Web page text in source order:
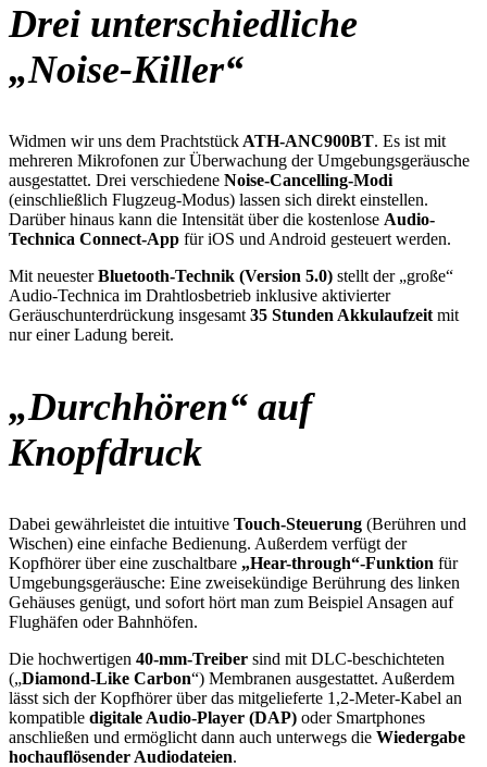
Drei unterschiedliche
„Noise-Killer“
Widmen wir uns dem Prachtstück ATH-ANC900BT. Es ist mit
mehreren Mikrofonen zur Überwachung der Umgebungsgeräusche
ausgestattet. Drei verschiedene Noise-Cancelling-Modi
(einschließlich Flugzeug-Modus) lassen sich direkt einstellen.
Darüber hinaus kann die Intensität über die kostenlose Audio-
Technica Connect-App für iOS und Android gesteuert werden.
Mit neuesterBluetooth-Technik (Version 5.0) stellt der „große“
Audio-Technica im Drahtlosbetrieb inklusive aktivierter
Geräuschunterdrückung insgesamt 35 Stunden Akkulaufzeit mit
nur einer Ladung bereit.
„Durchhören“ auf
Knopfdruck
Dabei gewährleistet die intuitive Touch-Steuerung (Berühren und
Wischen) eine einfache Bedienung. Außerdem verfügt der
Kopfhörer über eine zuschaltbare „Hear-through“-Funktion für
Umgebungsgeräusche: Eine zweisekündige Berührung des linken
Gehäuses genügt, und sofort hört man zum Beispiel Ansagen auf
Flughäfen oder Bahnhöfen.
Die hochwertigen 40-mm-Treiber sind mit DLC-beschichteten
(„Diamond-Like Carbon“) Membranen ausgestattet. Außerdem
lässt sich der Kopfhörer über das mitgelieferte 1,2-Meter-Kabel an
kompatible digitale Audio-Player (DAP) oder Smartphones
anschließen und ermöglicht dann auch unterwegs die Wiedergabe
hochauflösender Audiodateien.